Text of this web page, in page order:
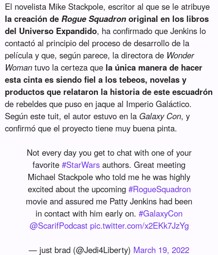
El novelista Mike Stackpole, escritor al que se le atribuye
la creación deRogue Squadron original en los libros
del Universo Expandido, ha confirmado que Jenkins lo
contactó al principio del proceso de desarrollo de la
película y que, según parece, la directora de Wonder
Woman tuvo la certeza que la única manera de hacer
esta cinta es siendo fiel a los tebeos, novelas y
productos que relataron la historia de este escuadrón
de rebeldes que puso en jaque al Imperio Galáctico.
Según este tuit, el autor estuvo en la Galaxy Con, y
confirmó que el proyecto tiene muy buena pinta.
Not every day you get to chat with one of your
favorite #StarWars authors. Great meeting
Michael Stackpole who told me he was highly
excited about the upcoming #RogueSquadron
movie and assured me Patty Jenkins had been
in contact with him early on. #GalaxyCon
@ScarifPodcast pic.twitter.com/x2EKk7JzYg
— just brad (@Jedi4Liberty) March 19, 2022